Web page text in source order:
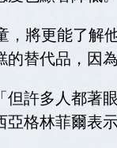
將更能了解
替代品，因
許多人都著
格林菲爾表示